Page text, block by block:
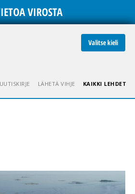
VIROSTA
Valitse kieli
LÄHETÄ VIHJE KAIKKI LEHDET